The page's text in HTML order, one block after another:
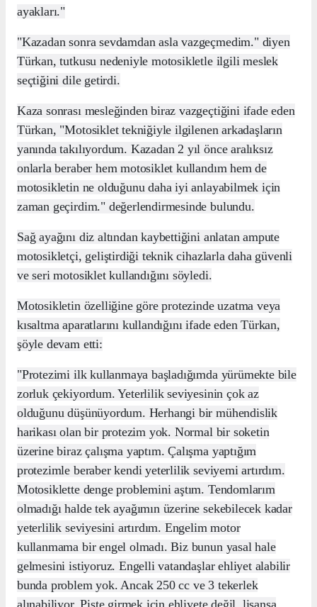
ayakları."
"Kazadan sonra sevdamdan asla vazgeçmedim." diyen
Türkan, tutkusu nedeniyle motosikletle ilgili meslek
seçtiğini dile getirdi.
Kaza sonrası mesleğinden biraz vazgeçtiğini ifade eden
Türkan, "Motosiklet tekniğiyle ilgilenen arkadaşların
yanında takılıyordum. Kazadan 2 yıl önce aralıksız
onlarla beraber hem motosiklet kullandım hem de
motosikletin ne olduğunu daha iyi anlayabilmek için
zaman geçirdim." değerlendirmesinde bulundu.
Sağ ayağını diz altından kaybettiğini anlatan ampute
motosikletçi, geliştirdiği teknik cihazlarla daha güvenli
ve seri motosiklet kullandığını söyledi.
Motosikletin özelliğine göre protezinde uzatma veya
kısaltma aparatlarını kullandığını ifade eden Türkan,
şöyle devam etti:
"Protezimi ilk kullanmaya başladığımda yürümekte bile
zorluk çekiyordum. Yeterlilik seviyesinin çok az
olduğunu düşünüyordum. Herhangi bir mühendislik
harikası olan bir protezim yok. Normal bir soketin
üzerine biraz çalışma yaptım. Çalışma yaptığım
protezimle beraber kendi yeterlilik seviyemi artırdım.
Motosiklette denge problemini aştım. Tendomlarım
olmadığı halde tek ayağımın üzerine sekebilecek kadar
yeterlilik seviyesini artırdım. Engelim motor
kullanmama bir engel olmadı. Biz bunun yasal hale
gelmesini istiyoruz. Engelli vatandaşlar ehliyet alabilir
bunda problem yok. Ancak 250 cc ve 3 tekerlek
alınabiliyor. Piste girmek için ehliyete değil, lisansa